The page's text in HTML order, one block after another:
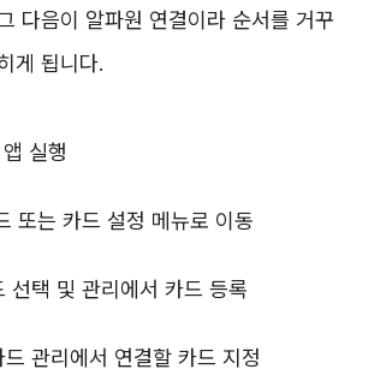
다음이 알파원 연결이라 순서를 거꾸
게 됩니다.
실행
또는 카드 설정 메뉴로 이동
선택 및 관리에서 카드 등록
드 관리에서 연결할 카드 지정